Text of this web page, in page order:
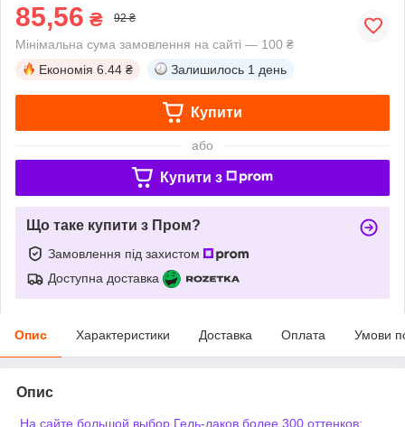
85,56 ₴ 92 ₴
Мінімальна сума замовлення на сайті — 100 ₴
Економія 6.44 ₴ Залишилось 1 день
Купити
або
Купити з
Що таке купити з Пром?
Замовлення під захистом
Доступна доставка
Опис Характеристики Доставка Оплата Умови
Опис
На сайте большой выбор Гель-лаков более 300 оттенков: